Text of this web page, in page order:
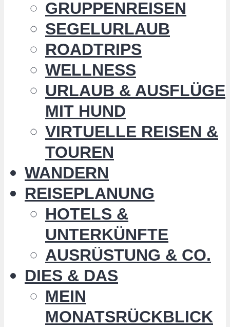
GRUPPENREISEN
SEGELURLAUB
ROADTRIPS
WELLNESS
URLAUB & AUSFLÜGE
MIT HUND
VIRTUELLE REISEN &
TOUREN
WANDERN
REISEPLANUNG
HOTELS &
UNTERKÜNFTE
AUSRÜSTUNG & CO.
DIES & DAS
MEIN
MONATSRÜCKBLICK